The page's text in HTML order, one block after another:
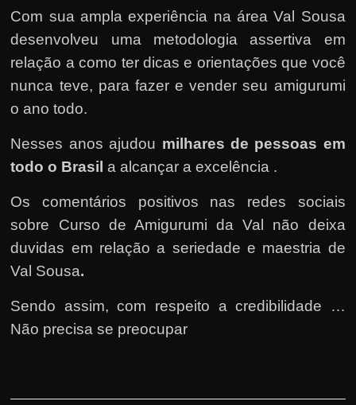
Com sua ampla experiência na área Val Sousa
desenvolveu uma metodologia assertiva em
relação a como ter dicas e orientações que você
nunca teve, para fazer e vender seu amigurumi
o ano todo.
Nesses anos ajudou milhares de pessoas em
todo o Brasil a alcançar a excelência .
Os comentários positivos nas redes sociais
sobre Curso de Amigurumi da Val não deixa
duvidas em relação a seriedade e maestria de
Val Sousa.
Sendo assim, com respeito a credibilidade …
Não precisa se preocupar